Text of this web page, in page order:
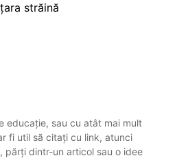
străină
educație, sau cu atât mai mult
fi util să citați cu link, atunci
părți dintr-un articol sau o idee